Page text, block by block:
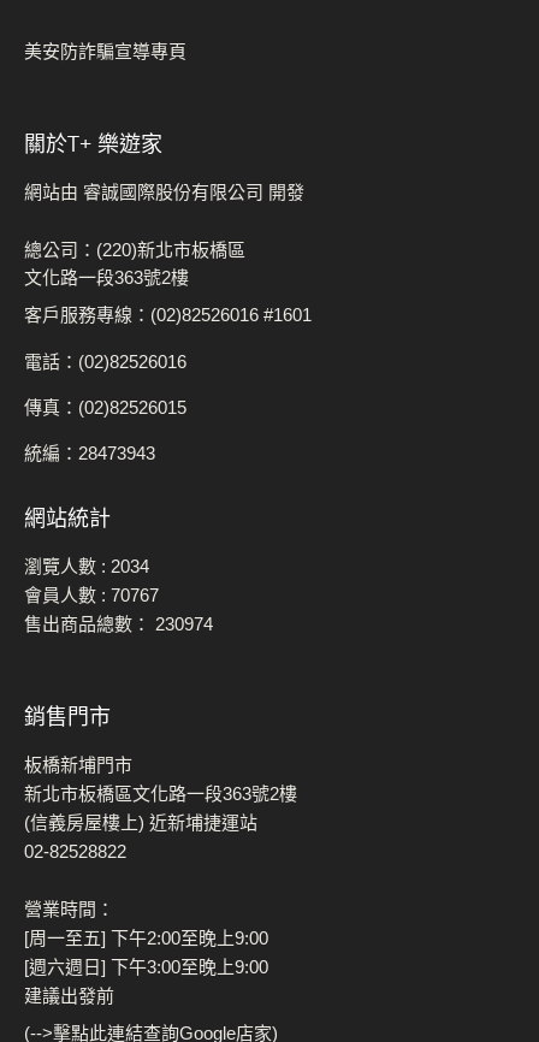
美安防詐騙宣導專頁
關於t+ 樂遊家
網站由 睿誠國際股份有限公司 開發
總公司：(220)新北市板橋區
文化路一段363號2樓
客戶服務專線：(02)82526016 #1601
電話：(02)82526016
傳真：(02)82526015
統編：28473943
網站統計
瀏覽人數 : 2034
會員人數 : 70767
售出商品總數： 230974
銷售門市
板橋新埔門市
新北市板橋區文化路一段363號2樓
(信義房屋樓上) 近新埔捷運站
02-82528822
營業時間：
[周一至五] 下午2:00至晚上9:00
[週六週日] 下午3:00至晚上9:00
建議出發前
(-->擊點此連結查詢Google店家)